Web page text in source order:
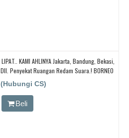
KAMI AHLINYA Jakarta, Bandung, Bekasi,
Penyekat Ruangan Redam Suara.! BORNEO
PABRIK BORNEO PARTISI PINTU LIPAT,
CS)
Beli